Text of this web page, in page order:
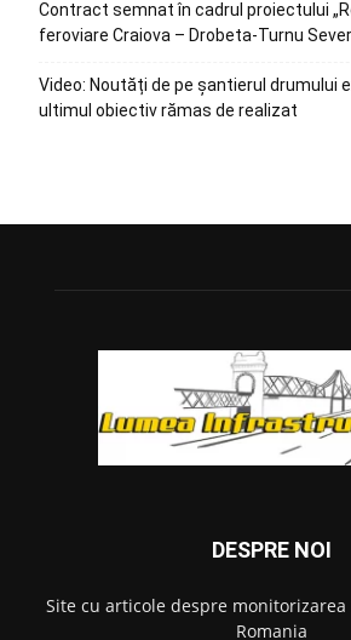
Contract semnat în cadrul proiectului
feroviare Craiova – Drobeta-Turnu
Video: Noutăți de pe șantierul drumului
ultimul obiectiv rămas de realizat
DESPRE NOI
Site cu articole despre
Romania